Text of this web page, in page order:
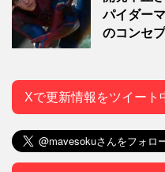
パイダー
のコンセ
Xで更新情報をツイート